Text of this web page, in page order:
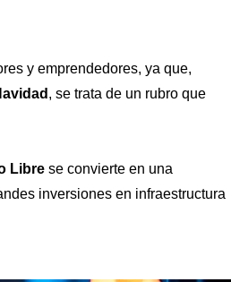
y emprendedores, ya que,
, se trata de un rubro que
Libre se convierte en una
inversiones en infraestructura